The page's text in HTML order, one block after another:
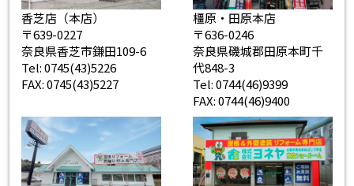
香芝店（本店）
〒639-0227
奈良県香芝市鎌田109-6
Tel: 0745(43)5226
FAX: 0745(43)5227
橿原・田原本店
〒636-0246
奈良県磯城郡田原本町千
代848-3
Tel: 0744(46)9399
FAX: 0744(46)9400